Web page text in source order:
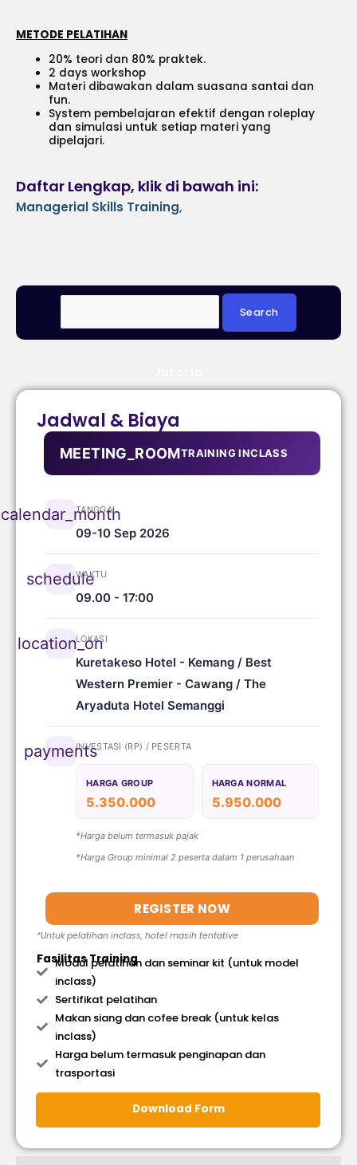
METODE PELATIHAN
20% teori dan 80% praktek.
2 days workshop
Materi dibawakan dalam suasana santai dan
fun.
System pembelajaran efektif dengan roleplay
dan simulasi untuk setiap materi yang
dipelajari.
Daftar Lengkap, klik di bawah ini:
Managerial Skills Training,
Jadwal & Biaya
MEETING_ROOMTRAINING INCLASS
calendar_month
TANGGAL
09-10 Sep 2026
schedule
WAKTU
09.00 - 17:00
location_on
LOKASI
Kuretakeso Hotel - Kemang / Best
Western Premier - Cawang / The
Aryaduta Hotel Semanggi
paymentsINVESTASI (RP) / PESERTA
HARGA GROUP
5.350.000
HARGA NORMAL
5.950.000
*Harga belum termasuk pajak
*Harga Group minimal 2 peserta dalam 1 perusahaan
REGISTER NOW
*Untuk pelatihan inclass, hotel masih tentative
Fasilitas Training
Modul pelatihan dan seminar kit (untuk model
inclass)
Sertifikat pelatihan
Makan siang dan cofee break (untuk kelas
inclass)
Harga belum termasuk penginapan dan
trasportasi
Download Form